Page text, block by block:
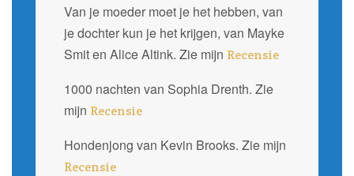
Van je moeder moet je het hebben, van
je dochter kun je het krijgen, van Mayke
Smit en Alice Altink. Zie mijn Recensie
1000 nachten van Sophia Drenth. Zie
mijn Recensie
Hondenjong van Kevin Brooks. Zie mijn
Recensie